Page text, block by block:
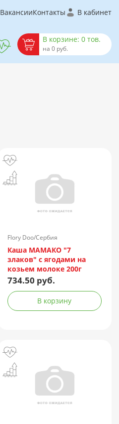
ВакансииКонтакты В кабинет
В корзине: 0 тов.
на 0 руб.
Flory Doo/Сербия
Каша МАМАКО "7
злаков" с ягодами на
козьем молоке 200г
734.50 руб.
В корзину